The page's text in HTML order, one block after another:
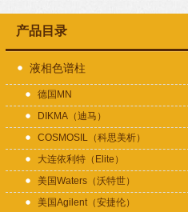
产品目录
液相色谱柱
德国MN
DIKMA（迪马）
COSMOSIL（科思美析）
大连依利特（Elite）
美国Waters（沃特世）
美国Agilent（安捷伦）